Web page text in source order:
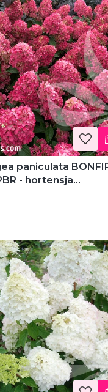
paniculata
- hortensja